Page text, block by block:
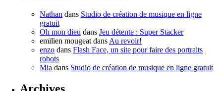
Nathan dans Studio de création de musique en ligne
gratuit
Oh mon dieu dans Jeu détente : Super Stacker
emilien mougeat dans Au revoir!
enzo dans Flash Face, un site pour faire des portraits
robots
Mia dans Studio de création de musique en ligne gratuit
Archives